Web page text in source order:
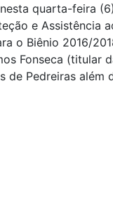
quarta-feira
e Assistência
o Biênio 2016/
Fonseca (titular
de Pedreiras além